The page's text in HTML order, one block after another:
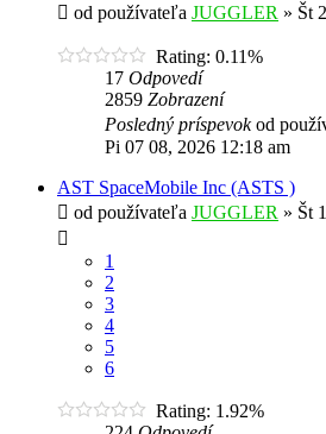
od používateľa JUGGLER » Št
Rating: 0.11%
17 Odpovedí
2859 Zobrazení
Posledný príspevokod
Pi 07 08, 2026 12:18 am
AST SpaceMobile Inc (ASTS )
od používateľa JUGGLER » Št
1
2
3
4
5
6
Rating: 1.92%